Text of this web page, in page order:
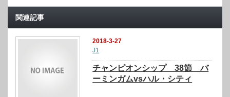
関連記事
2018-3-27
J1
チャンピオンシップ 38節 バ
ーミンガムvsハル・シティ